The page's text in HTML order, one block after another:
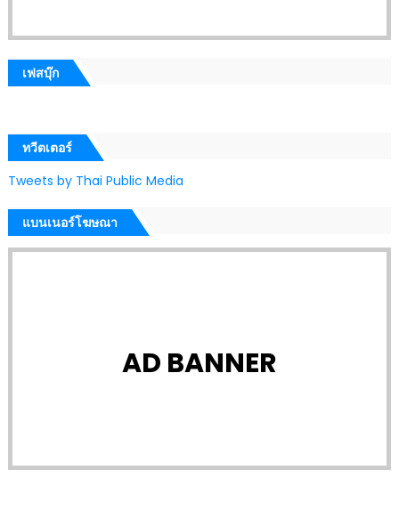
เฟสบุ๊ก
ทวีตเตอร์
Tweets by Thai Public Media
แบนเนอร์โฆษณา
AD BANNER